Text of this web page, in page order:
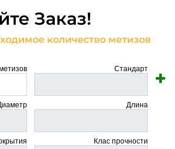
Заказ!
количество метизов
Стандарт
Длина
Клас прочности